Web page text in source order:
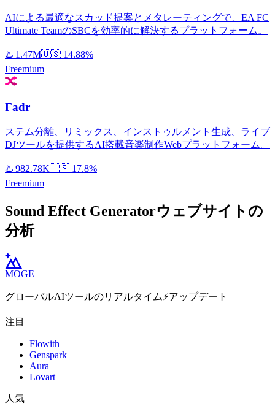
AIによる最適なスカッド提案とメタレーティングで、EA FC
Ultimate TeamのSBCを効率的に解決するプラットフォーム。
♨️ 1.47M🇺🇸 14.88%
Freemium
Fadr
ステム分離、リミックス、インストゥルメント生成、ライブ
DJツールを提供するAI搭載音楽制作Webプラットフォーム。
♨️ 982.78K🇺🇸 17.8%
Freemium
Sound Effect Generatorウェブサイトの
分析
MOGE
グローバルAIツールのリアルタイム⚡️アップデート
注目
Flowith
Genspark
Aura
Lovart
人気